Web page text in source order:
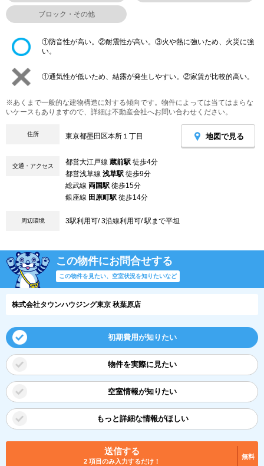
ブロック・その他
①防音性が高い。②耐震性が高い。③火や熱に強いため、火災に強
い。
①通気性が低いため、結露が発生しやすい。②家賃が比較的高い。
※あくまで一般的な建物構造に対する傾向です。物件によっては当てはまらな
いケースもありますので、詳細は不動産会社へお問い合わせください。
住所 東京都墨田区本所１丁目 地図で見る
交通・アクセス 都営大江戸線 蔵前駅 徒歩4分
都営浅草線 浅草駅 徒歩9分
総武線 両国駅 徒歩15分
銀座線 田原町駅 徒歩14分
周辺環境 3駅利用可/ 3沿線利用可/ 駅まで平坦
この物件にお問合せする
この物件を見たい、空室状況を知りたいなど
株式会社タウンハウジング東京 秋葉原店
初期費用が知りたい
物件を実際に見たい
空室情報が知りたい
もっと詳細な情報がほしい
送信する
2 項目のみ入力するだけ！
無料